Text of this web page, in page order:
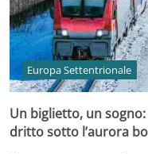
Europa Settentrionale
Un biglietto, un
dritto sotto l’aurora